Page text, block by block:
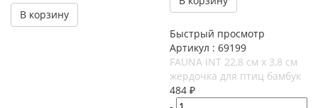
В корзину
Быстрый просмотр
Артикул : 69199
FAUNA INT 22,8 см х 3,8 см
жердочка для птиц бамбук
484 ₽